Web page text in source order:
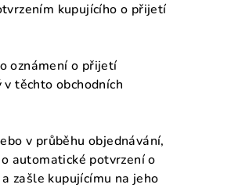
kupujícího o přijetí
oznámení o přijetí
těchto obchodních
v průběhu objednávání,
automatické potvrzení o
zašle kupujícímu na jeho